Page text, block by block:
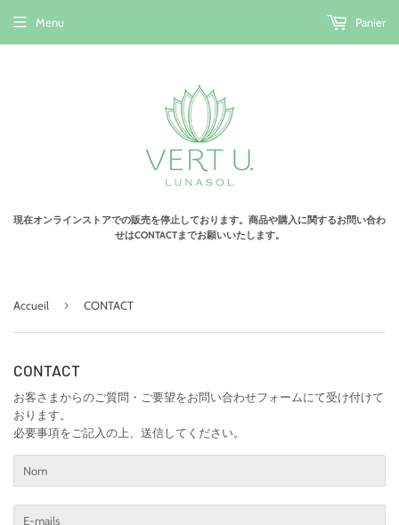
現在オンラインストアでの販売を停止しております。商品や購入に関するお問い合わ
せはCONTACTまでお願いいたします。
Menu Panier
Accueil › CONTACT
CONTACT
お客さまからのご質問・ご要望をお問い合わせフォームにて受け付けて
おります。
必要事項をご記入の上、送信してください。
Nom
E-